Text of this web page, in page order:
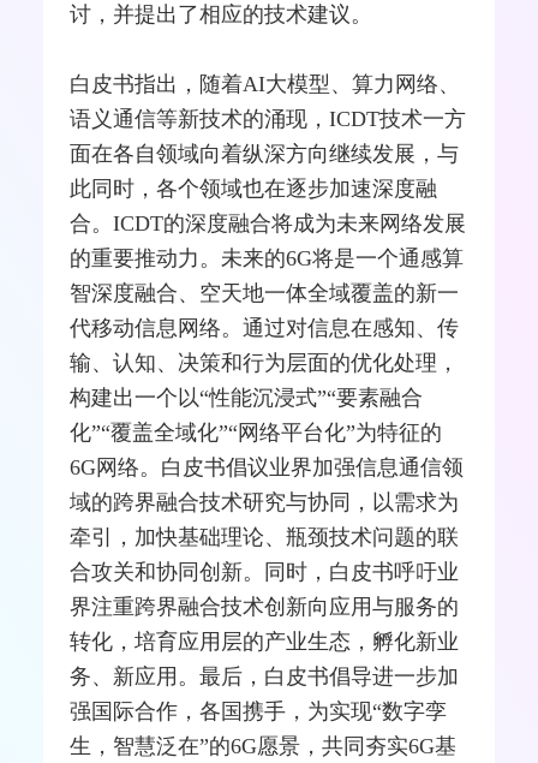
讨，并提出了相应的技术建议。
白皮书指出，随着AI大模型、算力网络、
语义通信等新技术的涌现，ICDT技术一方
面在各自领域向着纵深方向继续发展，与
此同时，各个领域也在逐步加速深度融
合。ICDT的深度融合将成为未来网络发展
的重要推动力。未来的6G将是一个通感算
智深度融合、空天地一体全域覆盖的新一
代移动信息网络。通过对信息在感知、传
输、认知、决策和行为层面的优化处理，
构建出一个以“性能沉浸式”“要素融合
化”“覆盖全域化”“网络平台化”为特征的
6G网络。白皮书倡议业界加强信息通信领
域的跨界融合技术研究与协同，以需求为
牵引，加快基础理论、瓶颈技术问题的联
合攻关和协同创新。同时，白皮书呼吁业
界注重跨界融合技术创新向应用与服务的
转化，培育应用层的产业生态，孵化新业
务、新应用。最后，白皮书倡导进一步加
强国际合作，各国携手，为实现“数字孪
生 ，智慧泛在”的6G愿景，共同夯实6G基